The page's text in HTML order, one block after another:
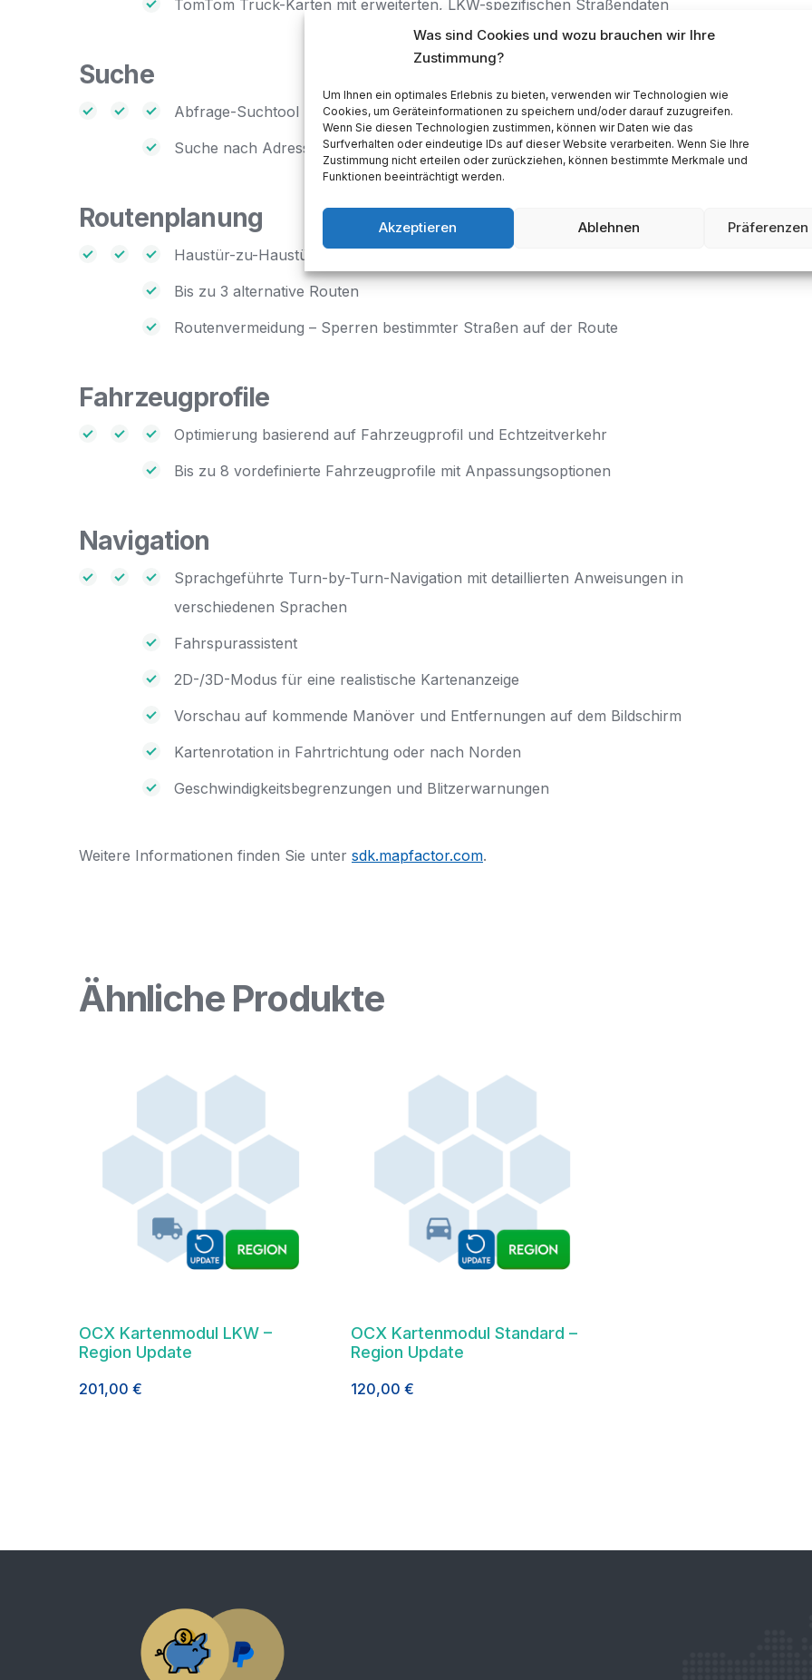
Was sind Cookies und wozu brauchen wir Ihre
Zustimmung?
Um Ihnen ein optimales Erlebnis zu bieten, verwenden wir Technologien wie
Cookies, um Geräteinformationen zu speichern und/oder darauf zuzugreifen.
Wenn Sie diesen Technologien zustimmen, können wir Daten wie das
Surfverhalten oder eindeutige IDs auf dieser Website verarbeiten. Wenn Sie Ihre
Zustimmung nicht erteilen oder zurückziehen, können bestimmte Merkmale und
Funktionen beeinträchtigt werden.
Akzeptieren Ablehnen
TomTom Truck-Karten mit erweiterten, LKW-spezifischen Straßendaten
Suche
Abfrage-Suchtool
Suche nach Adressen, Points of Interest oder GPS-Koordinaten
Routenplanung
Haustür-zu-Haustür-Routenplanung
Bis zu 3 alternative Routen
Routenvermeidung – Sperren bestimmter Straßen auf der Route
Fahrzeugprofile
Optimierung basierend auf Fahrzeugprofil und Echtzeitverkehr
Bis zu 8 vordefinierte Fahrzeugprofile mit Anpassungsoptionen
Navigation
Sprachgeführte Turn-by-Turn-Navigation mit detaillierten Anweisungen in
verschiedenen Sprachen
Fahrspurassistent
2D-/3D-Modus für eine realistische Kartenanzeige
Vorschau auf kommende Manöver und Entfernungen auf dem Bildschirm
Kartenrotation in Fahrtrichtung oder nach Norden
Geschwindigkeitsbegrenzungen und Blitzerwarnungen
Weitere Informationen finden Sie unter sdk.mapfactor.com.
Ähnliche Produkte
OCX Kartenmodul LKW –
Region Update
201,00 €
OCX Kartenmodul Standard –
Region Update
120,00 €